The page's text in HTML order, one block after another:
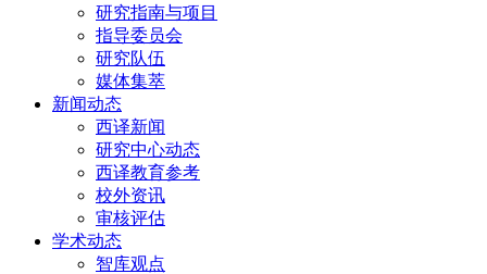
研究指南与项目
指导委员会
研究队伍
媒体集萃
新闻动态
西译新闻
研究中心动态
西译教育参考
校外资讯
审核评估
学术动态
智库观点